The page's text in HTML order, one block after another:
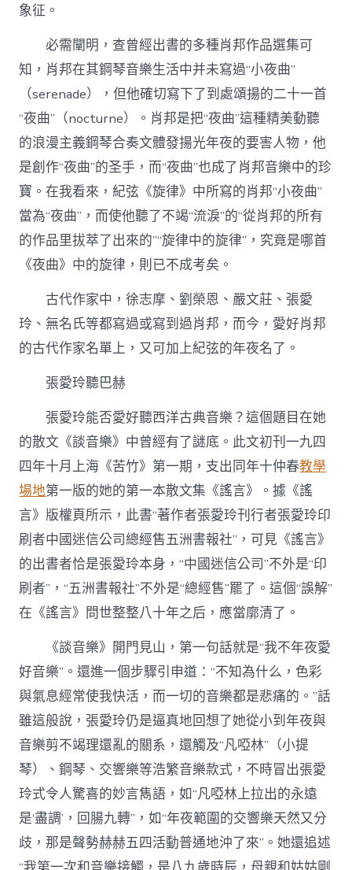
象征。
必需闡明，查曾經出書的多種肖邦作品選集可
知，肖邦在其鋼琴音樂生活中并未寫過“小夜曲”
（serenade），但他確切寫下了到處頌揚的二十一首
“夜曲”（nocturne）。肖邦是把“夜曲”這種精美動聽
的浪漫主義鋼琴合奏文體發揚光年夜的要害人物，他
是創作“夜曲”的圣手，而“夜曲”也成了肖邦音樂中的珍
寶。在我看來，紀弦《旋律》中所寫的肖邦“小夜曲”
當為“夜曲”，而使他聽了不竭“流淚”的“從肖邦的所有
的作品里拔萃了出來的”“旋律中的旋律”，究竟是哪首
《夜曲》中的旋律，則已不成考矣。
古代作家中，徐志摩、劉榮恩、嚴文莊、張愛
玲、無名氏等都寫過或寫到過肖邦，而今，愛好肖邦
的古代作家名單上，又可加上紀弦的年夜名了。
張愛玲聽巴赫
張愛玲能否愛好聽西洋古典音樂？這個題目在她
的散文《談音樂》中曾經有了謎底。此文初刊一九四
四年十月上海《苦竹》第一期，支出同年十仲春教學
場地第一版的她的第一本散文集《謠言》。據《謠
言》版權頁所示，此書“著作者張愛玲刊行者張愛玲印
刷者中國迷信公司總經售五洲書報社”，可見《謠言》
的出書者恰是張愛玲本身，“中國迷信公司”不外是“印
刷者”，“五洲書報社”不外是“總經售”罷了。這個“誤解”
在《謠言》問世整整八十年之后，應當廓清了。
《談音樂》開門見山，第一句話就是“我不年夜愛
好音樂”。還進一個步驟引申道：“不知為什么，色彩
與氣息經常使我快活，而一切的音樂都是悲痛的。”話
雖這般說，張愛玲仍是逼真地回想了她從小到年夜與
音樂剪不竭理還亂的關系，還觸及“凡啞林”（小提
琴）、鋼琴、交響樂等浩繁音樂款式，不時冒出張愛
玲式令人驚喜的妙言雋語，如“凡啞林上拉出的永遠
是‘盡調’，回腸九轉”，如“年夜範圍的交響樂天然又分
歧，那是聲勢赫赫五四活動普通地沖了來”。她還追述